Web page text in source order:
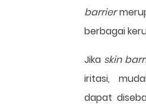
barrier
berbagai
Jika skin
iritasi,
dapat